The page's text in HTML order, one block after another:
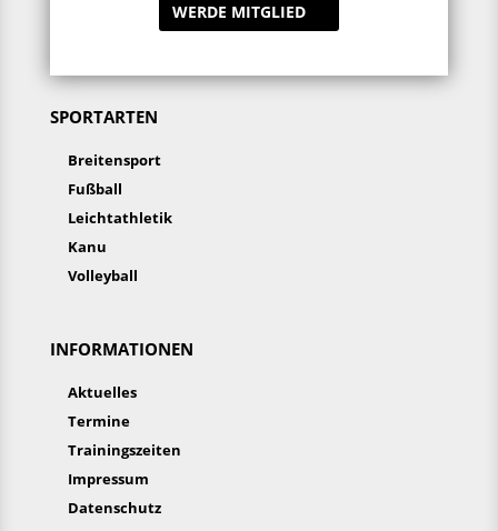
WERDE MITGLIED
SPORTARTEN
Breitensport
Fußball
Leichtathletik
Kanu
Volleyball
INFORMATIONEN
Aktuelles
Termine
Trainingszeiten
Impressum
Datenschutz